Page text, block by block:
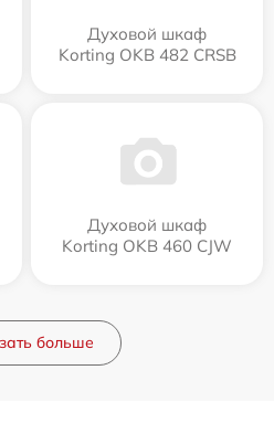
Духовой шкаф
Korting OKB 482 CRSB
Духовой шкаф
Korting OKB 460 CJW
больше